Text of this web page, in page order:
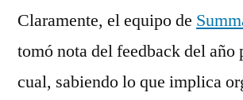
Claramente, el equipo de
tomó nota del feedback del año
cual, sabiendo lo que implica